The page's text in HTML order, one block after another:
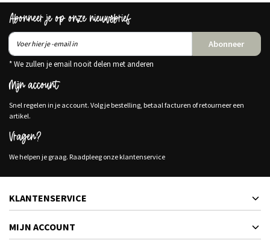
Abonneer je op onze nieuwsbrief
Abonneer
* We zullen je email nooit delen met anderen
Mijn account
Snel regelen in je account. Volg je bestelling, betaal facturen of retourneer een
artikel.
Vragen?
We helpen je graag. Raadpleeg onze klantenservice
KLANTENSERVICE
MIJN ACCOUNT